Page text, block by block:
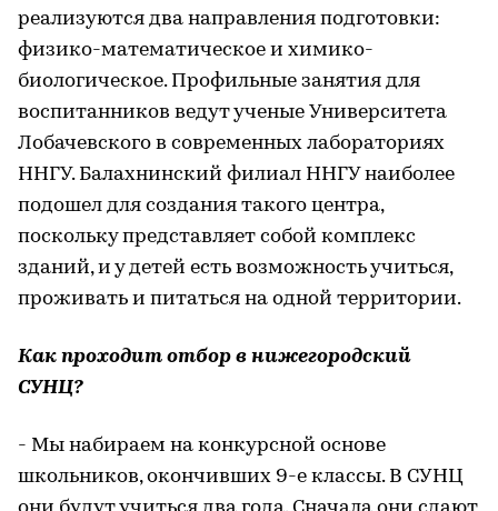
реализуются два направления подготовки:
физико-математическое и химико-
биологическое. Профильные занятия для
воспитанников ведут ученые Университета
Лобачевского в современных лабораториях
ННГУ. Балахнинский филиал ННГУ наиболее
подошел для создания такого центра,
поскольку представляет собой комплекс
зданий, и у детей есть возможность учиться,
проживать и питаться на одной территории.
Как проходит отбор в нижегородский
СУНЦ?
- Мы набираем на конкурсной основе
школьников, окончивших 9-е классы. В СУНЦ